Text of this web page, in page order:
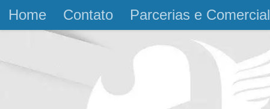
Skip to content
Home Contato Parcerias e Comercial